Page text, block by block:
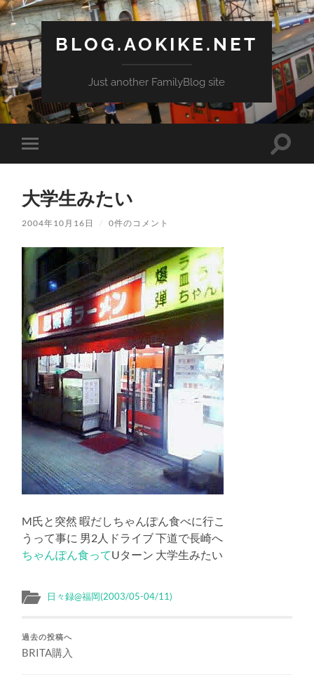
BLOG.AOKIKE.NET
Just another FamilyBlog site
モ
バ
ル
メ
ニ
ュ
を
切
替
え
る
検
大学生みたい
2004年10月16日 / 0件のコメント
M氏と突然 暇だしちゃんぽん食べに行こ
うって事に 男2人ドライブ 下道で長崎へ
ちゃんぽん食ってUターン 大学生みたい
日々録@福岡(2003/05-04/11)
過去の投稿へ
BRITA購入